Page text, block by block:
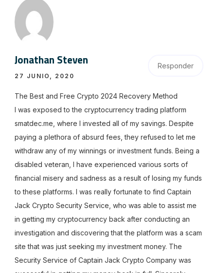
Jonathan Steven
27 JUNIO, 2020
Responder
The Best and Free Crypto 2024 Recovery Method
I was exposed to the cryptocurrency trading platform
smatdec.me, where I invested all of my savings. Despite
paying a plethora of absurd fees, they refused to let me
withdraw any of my winnings or investment funds. Being a
disabled veteran, I have experienced various sorts of
financial misery and sadness as a result of losing my funds
to these platforms. I was really fortunate to find Captain
Jack Crypto Security Service, who was able to assist me
in getting my cryptocurrency back after conducting an
investigation and discovering that the platform was a scam
site that was just seeking my investment money. The
Security Service of Captain Jack Crypto Company was